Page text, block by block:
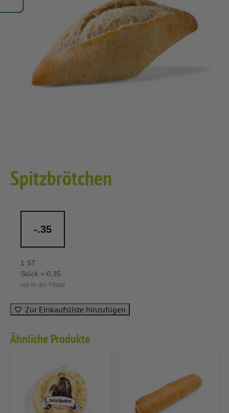
Spitzbrötchen
-.35
1 ST
Stück = 0,35
nur in der Filiale
Zur Einkaufsliste hinzufügen
Ähnliche Produkte